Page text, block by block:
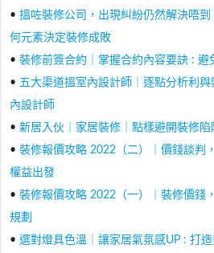
• 搵咗裝修公司，出現糾紛仍然解決唔
何元素決定裝修成敗
• 裝修前簽合約｜掌握合約內容要訣 : 避
• 五大渠道搵室內設計師｜逐點分析利
內設計師
• 新居入伙｜家居裝修｜點樣避開裝修
• 裝修報價攻略 2022（二）｜價錢談判
權益出發
• 裝修報價攻略 2022（一）｜裝修價錢
規劃
• 選對燈具色溫｜讓家居氣氛感UP : 打